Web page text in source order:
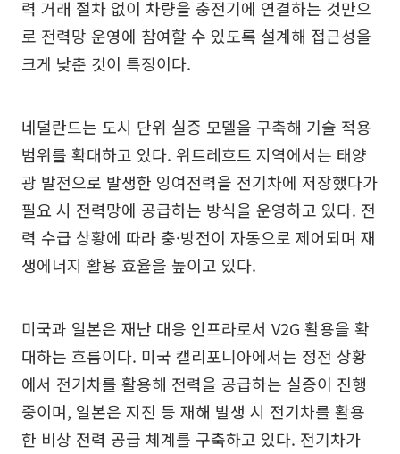
력 거래 절차 없이 차량을 충전기에 연결하는 것만으
로 전력망 운영에 참여할 수 있도록 설계해 접근성을
크게 낮춘 것이 특징이다.
네덜란드는 도시 단위 실증 모델을 구축해 기술 적용
범위를 확대하고 있다. 위트레흐트 지역에서는 태양
광 발전으로 발생한 잉여전력을 전기차에 저장했다가
필요 시 전력망에 공급하는 방식을 운영하고 있다. 전
력 수급 상황에 따라 충·방전이 자동으로 제어되며 재
생에너지 활용 효율을 높이고 있다.
미국과 일본은 재난 대응 인프라로서 V2G 활용을 확
대하는 흐름이다. 미국 캘리포니아에서는 정전 상황
에서 전기차를 활용해 전력을 공급하는 실증이 진행
중이며, 일본은 지진 등 재해 발생 시 전기차를 활용
한 비상 전력 공급 체계를 구축하고 있다. 전기차가